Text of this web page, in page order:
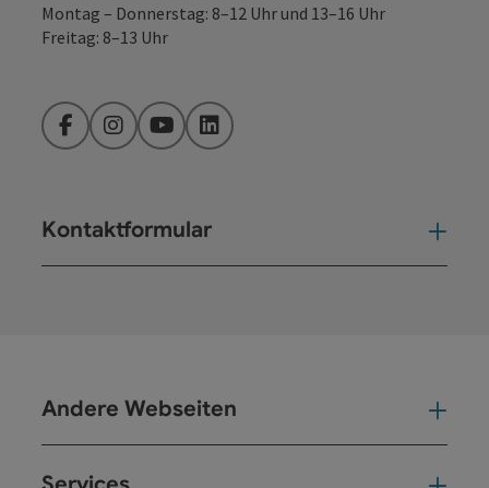
Montag – Donnerstag: 8–12 Uhr und 13–16 Uhr
Freitag: 8–13 Uhr
FacebookInstagramYouTubeLinkedIn
Kontaktformular
Andere Webseiten